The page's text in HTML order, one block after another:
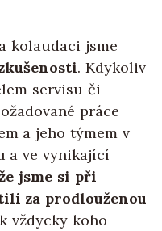
kolaudaci jsme
. Kdykoliv
servisu či
práce
a jeho týmem v
a ve vynikající
jsme si při
za prodlouženou
vždycky koho